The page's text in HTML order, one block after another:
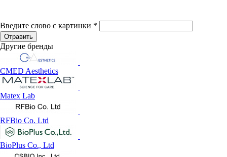
Введите слово с картинки *
Другие бренды
CMED Aesthetics
Matex Lab
RFBio Co. Ltd
BioPlus Co., Ltd